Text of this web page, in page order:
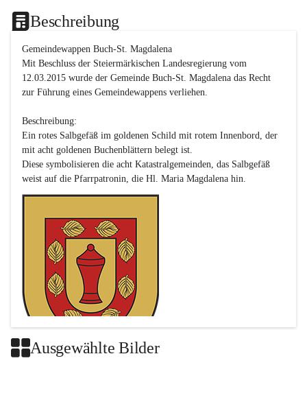
Beschreibung
Gemeindewappen Buch-St. Magdalena
Mit Beschluss der Steiermärkischen Landesregierung vom
12.03.2015 wurde der Gemeinde Buch-St. Magdalena das Recht
zur Führung eines Gemeindewappens verliehen.
Beschreibung:
Ein rotes Salbgefäß im goldenen Schild mit rotem Innenbord, der
mit acht goldenen Buchenblättern belegt ist.
Diese symbolisieren die acht Katastralgemeinden, das Salbgefäß
Ausgewählte Bilder